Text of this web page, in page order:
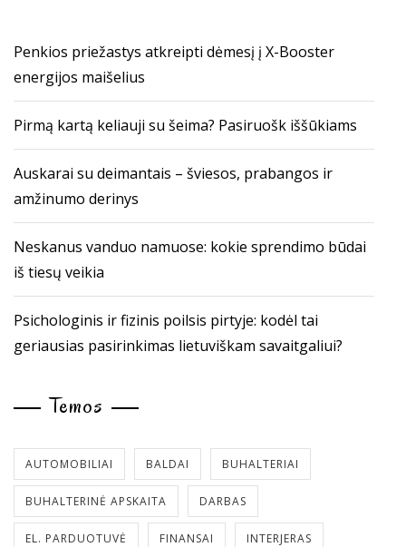
Penkios priežastys atkreipti dėmesį į X-Booster
energijos maišelius
Pirmą kartą keliauji su šeima? Pasiruošk iššūkiams
Auskarai su deimantais – šviesos, prabangos ir
amžinumo derinys
Neskanus vanduo namuose: kokie sprendimo būdai
iš tiesų veikia
Psichologinis ir fizinis poilsis pirtyje: kodėl tai
geriausias pasirinkimas lietuviškam savaitgaliui?
Temos
AUTOMOBILIAI BALDAI BUHALTERIAI
BUHALTERINĖ APSKAITA DARBAS
EL. PARDUOTUVĖ FINANSAI INTERJERAS